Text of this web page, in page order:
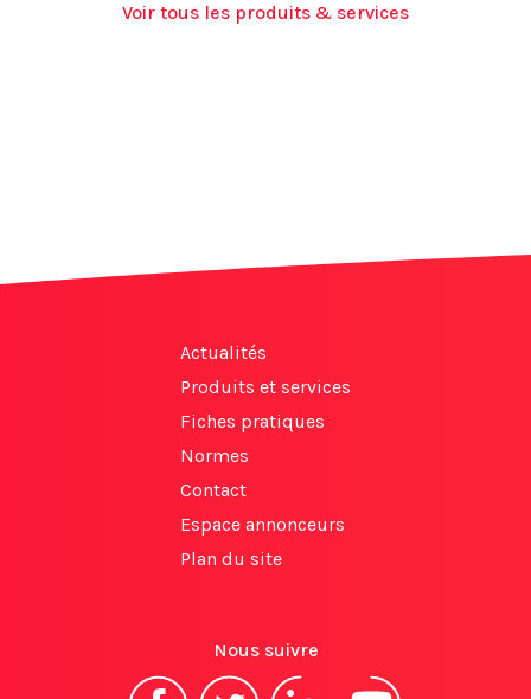
Voir tous les produits & services
Actualités
Produits et services
Fiches pratiques
Normes
Contact
Espace annonceurs
Plan du site
Nous suivre